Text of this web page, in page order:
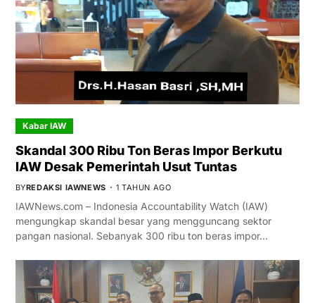
Kabar IAW
Skandal 300 Ribu Ton Beras Impor Berkutu
IAW Desak Pemerintah Usut Tuntas
BYREDAKSI IAWNEWS 1 TAHUN AGO
IAWNews.com – Indonesia Accountability Watch (IAW)
mengungkap skandal besar yang mengguncang sektor
pangan nasional. Sebanyak 300 ribu ton beras impor…